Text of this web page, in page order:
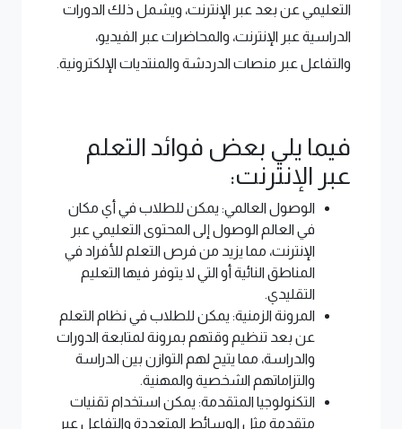
التعليمي عن بعد عبر الإنترنت، ويشمل ذلك الدورات
الدراسية عبر الإنترنت، والمحاضرات عبر الفيديو،
والتفاعل عبر منصات الدردشة والمنتديات الإلكترونية.
فيما يلي بعض فوائد التعلم
عبر الإنترنت:
الوصول العالمي: يمكن للطلاب في أي مكان
في العالم الوصول إلى المحتوى التعليمي عبر
الإنترنت، مما يزيد من فرص التعلم للأفراد في
المناطق النائية أو التي لا يتوفر فيها التعليم
التقليدي.
المرونة الزمنية: يمكن للطلاب في نظام التعلم
عن بعد تنظيم وقتهم بمرونة لمتابعة الدورات
والدراسة، مما يتيح لهم التوازن بين الدراسة
والتزاماتهم الشخصية والمهنية.
التكنولوجيا المتقدمة: يمكن استخدام تقنيات
متقدمة مثل الوسائط المتعددة والتفاعل عبر